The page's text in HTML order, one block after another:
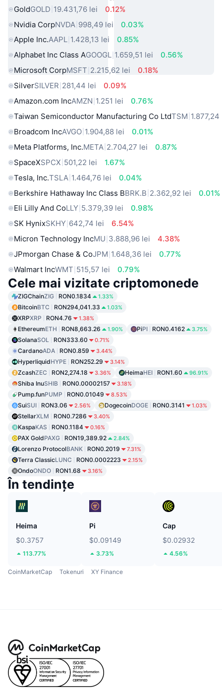
GoldGOLD 19.431,76 lei
0.12%
Nvidia CorpNVDA 998,49 lei
0.03%
Apple Inc.AAPL 1.428,13 lei
0.85%
Alphabet Inc Class AGOOGL 1.659,51 lei
0.56%
Microsoft CorpMSFT 2.215,62 lei
0.18%
SilverSILVER 281,44 lei
0.09%
Amazon.com IncAMZN 1.251 lei
0.76%
Taiwan Semiconductor Manufacturing Co LtdTSM
Broadcom IncAVGO 1.904,88 lei
0.01%
Meta Platforms, Inc.META 2.704,27 lei
0.87%
SpaceXSPCX 501,22 lei
1.67%
Tesla, Inc.TSLA 1.464,76 lei
0.04%
Berkshire Hathaway Inc Class BBRK.B 2.362,92 lei
0.01%
Eli Lilly And CoLLY 5.379,39 lei
0.98%
SK HynixSKHY 642,74 lei
6.54%
Micron Technology IncMU 3.888,96 lei
4.38%
JPmorgan Chase & CoJPM 1.648,36 lei
0.77%
Walmart IncWMT 515,57 lei 0.79%
Cele mai vizitate criptomonede
ZIGChainZIG RON0.1834 1.33%
BitcoinBTC RON294,041.33 1.03%
XRPXRP RON4.76 1.38%
EthereumETH RON8,663.26 1.90% PiPI RON0.4162 3.75%
SolanaSOL RON333.60 0.71%
CardanoADA RON0.859 3.44%
HyperliquidHYPE RON252.29 3.14%
ZcashZEC RON2,274.18 3.36% HeimaHEI RON1.60 96.91%
Shiba InuSHIB RON0.00002157 3.18%
Pump.funPUMP RON0.01049 8.53%
SuiSUI RON3.06 2.56% DogecoinDOGE RON0.3141 1.03%
StellarXLM RON0.7286 3.40%
KaspaKAS RON0.1184 0.16%
PAX GoldPAXG RON19,389.92 2.84%
Lorenzo ProtocolBANK RON0.2019 7.31%
Terra ClassicLUNC RON0.0002223 2.15%
OndoONDO RON1.68 3.16%
În tendințe
Heima
$0.3757
113.77%
Pi
$0.09149
3.73%
Cap
$0.02932
4.56%
CoinMarketCap Tokenuri XY Finance